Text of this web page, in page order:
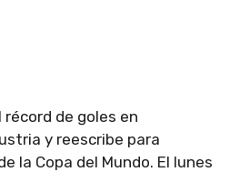
de goles en
y reescribe para
la Copa del Mundo. El lunes